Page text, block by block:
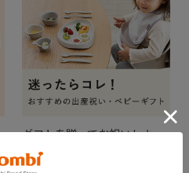
ギフトを贈ってお祝いしよ
う！